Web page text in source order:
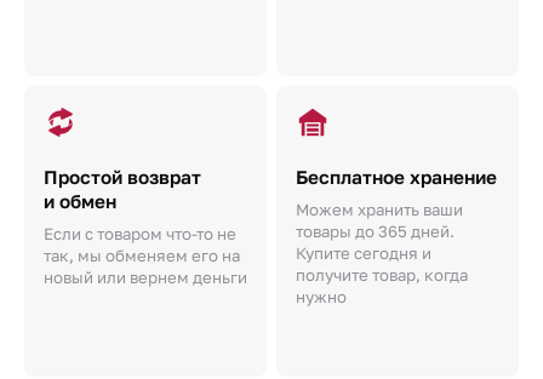
Простой возврат
и обмен
Если с товаром что-то не
так, мы обменяем его на
новый или вернем деньги
Бесплатное хранение
Можем хранить ваши
товары до 365 дней.
Купите сегодня и
получите товар, когда
нужно